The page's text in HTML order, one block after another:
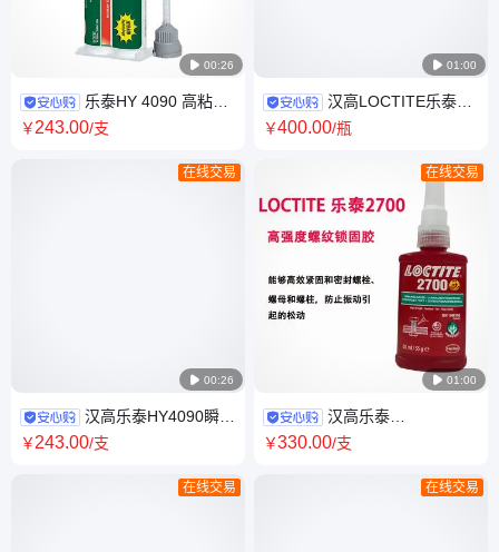
 00:26
乐泰HY 4090 高粘度
米白色抗振动耐冲击通用型结
￥243.00/支
 00:26
在线交易
汉高乐泰HY4090瞬干
环氧结构胶 耐湿抗振动高粘度
￥243.00/支
在线交易
 01:00
汉高LOCTITE乐泰
5240 紫外线固化剂 密封硅橡胶
￥400.00/瓶
 01:00
在线交易
汉高乐泰
LOCTITE2700螺纹锁固胶高强
￥330.00/支
在线交易